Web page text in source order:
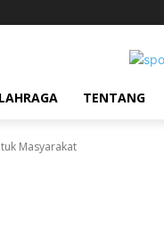
TENTANG
Masyarakat